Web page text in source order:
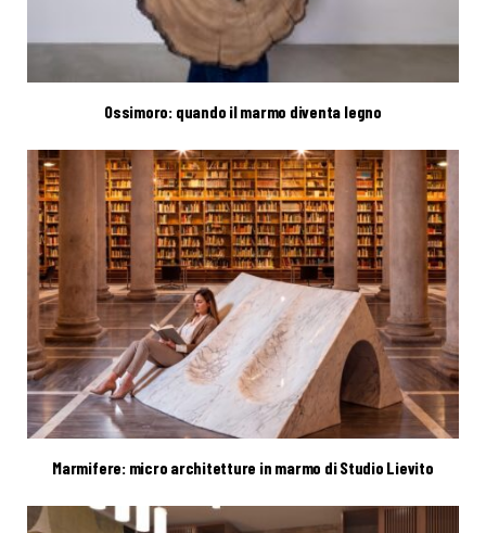
Ossimoro: quando il marmo diventa legno
Marmifere: micro architetture in marmo di Studio Lievito